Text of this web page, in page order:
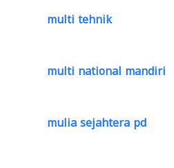
multi tehnik
multi national mandiri
mulia sejahtera pd